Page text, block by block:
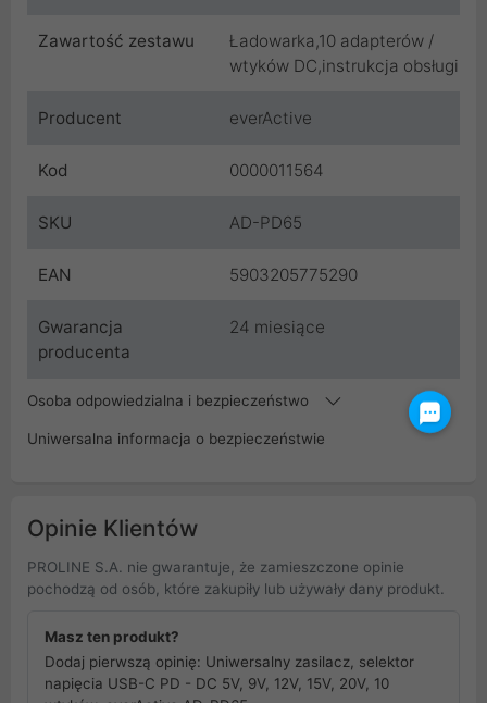
Zawartość zestawu
Ładowarka,10 adapterów /
wtyków DC,instrukcja obsługi
Producent everActive
Kod 0000011564
SKU AD-PD65
EAN 5903205775290
Gwarancja
producenta
24 miesiące
Osoba odpowiedzialna i bezpieczeństwo
Uniwersalna informacja o bezpieczeństwie
Opinie Klientów
PROLINE S.A. nie gwarantuje, że zamieszczone opinie
pochodzą od osób, które zakupiły lub używały dany produkt.
Masz ten produkt?
Dodaj pierwszą opinię: Uniwersalny zasilacz, selektor
napięcia USB-C PD - DC 5V, 9V, 12V, 15V, 20V, 10